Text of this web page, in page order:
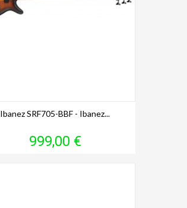
Ibanez SRF705-BBF - Ibanez...
Prix
999,00 €